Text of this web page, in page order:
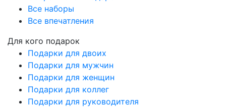
Все наборы
Все впечатления
Для кого подарок
Подарки для двоих
Подарки для мужчин
Подарки для женщин
Подарки для коллег
Подарки для руководителя